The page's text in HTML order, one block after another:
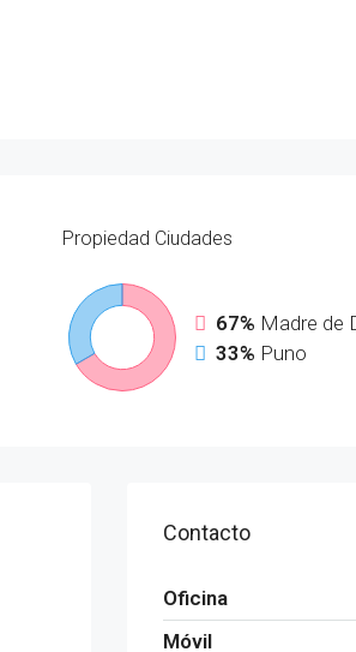
Propiedad Ciudades
67% Madre de
33% Puno
Contacto
Oficina
Móvil